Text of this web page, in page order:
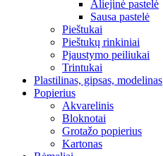
Aliejinė pastelė
Sausa pastelė
Pieštukai
Pieštukų rinkiniai
Pjaustymo peiliukai
Trintukai
Plastilinas, gipsas, modelinas
Popierius
Akvarelinis
Bloknotai
Grotažo popierius
Kartonas